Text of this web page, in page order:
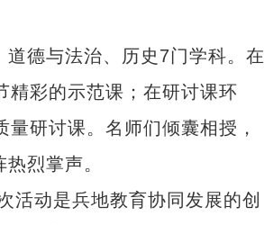
德与法治、历史7门学科。在
精彩的示范课；在研讨课环
研讨课。名师们倾囊相授，
烈掌声。
动是兵地教育协同发展的创